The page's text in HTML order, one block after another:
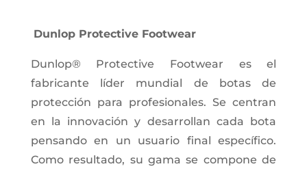
Dunlop Protective Footwear
Dunlop® Protective Footwear es el
fabricante líder mundial de botas de
protección para profesionales. Se centran
en la innovación y desarrollan cada bota
pensando en un usuario final específico.
Como resultado, su gama se compone de